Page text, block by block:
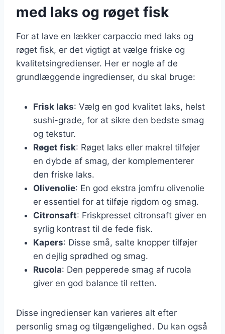
med laks og røget fisk
For at lave en lækker carpaccio med laks og
røget fisk, er det vigtigt at vælge friske og
kvalitetsingredienser. Her er nogle af de
grundlæggende ingredienser, du skal bruge:
Frisk laks: Vælg en god kvalitet laks, helst
sushi-grade, for at sikre den bedste smag
og tekstur.
Røget fisk: Røget laks eller makrel tilføjer
en dybde af smag, der komplementerer
den friske laks.
Olivenolie: En god ekstra jomfru olivenolie
er essentiel for at tilføje rigdom og smag.
Citronsaft: Friskpresset citronsaft giver en
syrlig kontrast til de fede fisk.
Kapers: Disse små, salte knopper tilføjer
en dejlig sprødhed og smag.
Rucola: Den pepperede smag af rucola
giver en god balance til retten.
Disse ingredienser kan varieres alt efter
personlig smag og tilgængelighed. Du kan også